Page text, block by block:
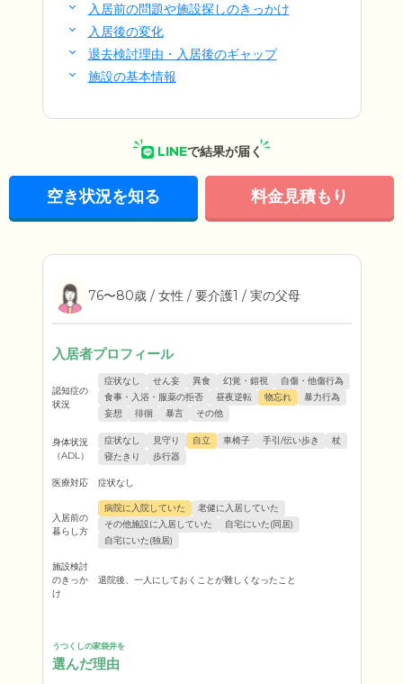
入居前の問題や施設探しのきっかけ
入居後の変化
退去検討理由・入居後のギャップ
施設の基本情報
LINEで結果が届く
空き状況を知る 料金見積もり
76〜80歳 / 女性 / 要介護1 / 実の父母
入居者プロフィール
認知症の
状況
症状なし せん妄 異食 幻覚・錯視
自傷・他傷行為
食事・入浴・服薬の拒否
昼夜逆転 物忘れ
暴力行為
妄想
徘徊 暴言 その他
身体状況
（ADL）
症状なし 見守り 自立 車椅子 手引/伝い歩き
杖
寝たきり
歩行器
医療対応 症状なし
入居前の
暮らし方
病院に入院していた
老健に入居していた
その他施設に入居していた
自宅にいた(同居)
自宅にいた(独居)
施設検討
のきっか
け
退院後、一人にしておくことが難しくなったこと
うつくしの家袋井を
選んだ理由